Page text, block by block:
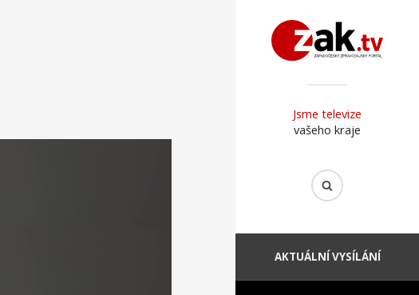
Jsme televize
vašeho kraje
AKTUÁLNÍ VYSÍLÁNÍ